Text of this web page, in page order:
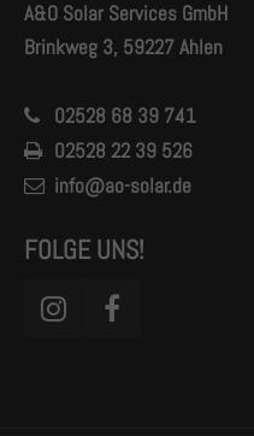
A&O Solar Services GmbH
Brinkweg 3, 59227 Ahlen
02528 68 39 741
02528 22 39 526
info@ao-solar.de
FOLGE UNS!